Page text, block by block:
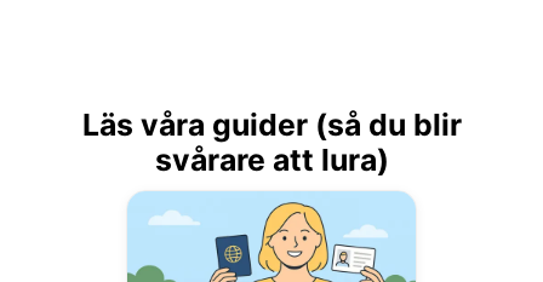
Läs våra guider (så du blir
svårare att lura)